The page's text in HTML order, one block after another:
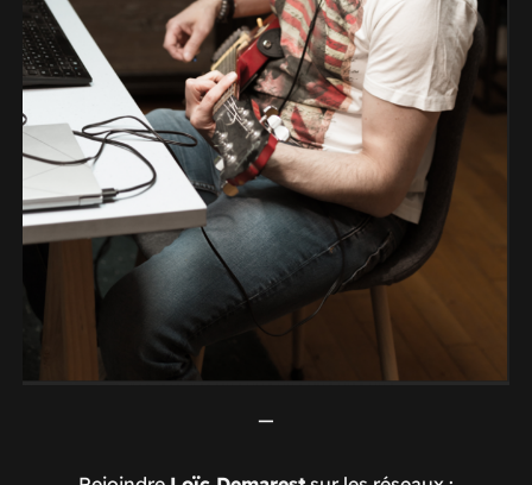
—